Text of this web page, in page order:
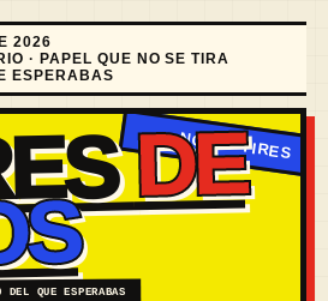
2026
· PAPEL QUE NO SE TIRA
ESPERABAS
DE
DEL QUE ESPERABAS